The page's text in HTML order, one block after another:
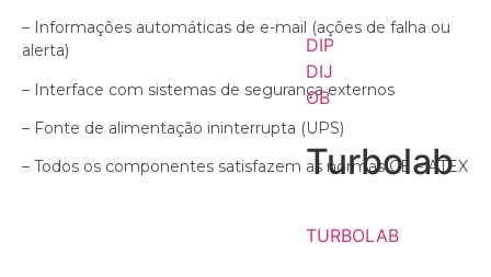
DIP
DIJ
OB
Turbolab
TURBOLAB
– Informações automáticas de e-mail (ações de falha ou
alerta)
– Interface com sistemas de segurança externos
– Fonte de alimentação ininterrupta (UPS)
– Todos os componentes satisfazem as normas CE – ATEX